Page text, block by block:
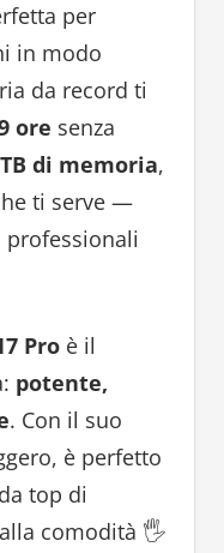
per
in modo
da record ti
ore senza
di memoria,
ti serve —
professionali
Proè il
potente,
. Con il suo
è perfetto
top di
comodità 🖐